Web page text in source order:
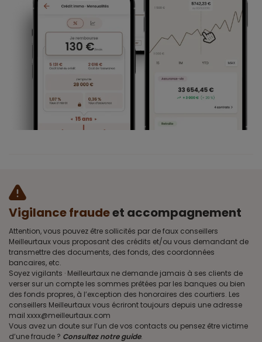
Vigilance fraudeet accompagnement
Attention, vous pouvez être sollicités par de faux conseillers
Meilleurtaux vous proposant des crédits et/ou vous demandant de
transmettre des documents, des fonds, des coordonnées
bancaires, etc.
Soyez vigilants · Meilleurtaux ne demande jamais à ses clients de
verser sur un compte les sommes prêtées par les banques ou bien
des fonds propres, à l’exception des honoraires des courtiers. Les
conseillers Meilleurtaux vous écriront toujours depuis une adresse
mail xxxx@meilleurtaux.com
Vous avez un doute sur l’un de vos contacts ou pensez être victime
d’une fraude ? Consultez notre guide.